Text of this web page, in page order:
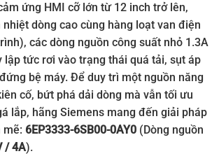
ứng HMI cỡ lớn từ 12 inch trở lên,
dòng cao cùng hàng loạt van điện
các dòng nguồn công suất nhỏ 1.3A
lập tức rơi vào trạng thái quá tải, sụt áp
bệ máy. Để duy trì một nguồn năng
cố, bứt phá dải dòng mà vẫn tối ưu
lắp, hãng Siemens mang đến giải pháp
mẽ: 6EP3333-6SB00-0AY0 (Dòng nguồn
/ 4A).